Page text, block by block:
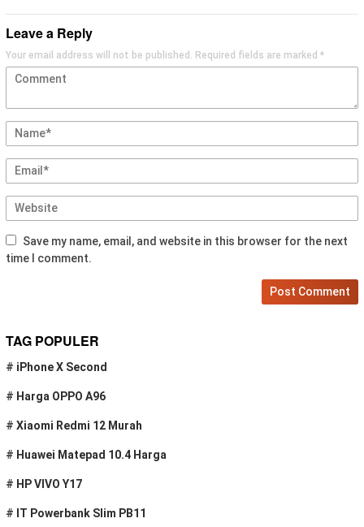
Leave a Reply
Your email address will not be published. Required fields are marked *
Save my name, email, and website in this browser for the next
time I comment.
TAG POPULER
# iPhone X Second
# Harga OPPO A96
# Xiaomi Redmi 12 Murah
# Huawei Matepad 10.4 Harga
# HP VIVO Y17
# IT Powerbank Slim PB11